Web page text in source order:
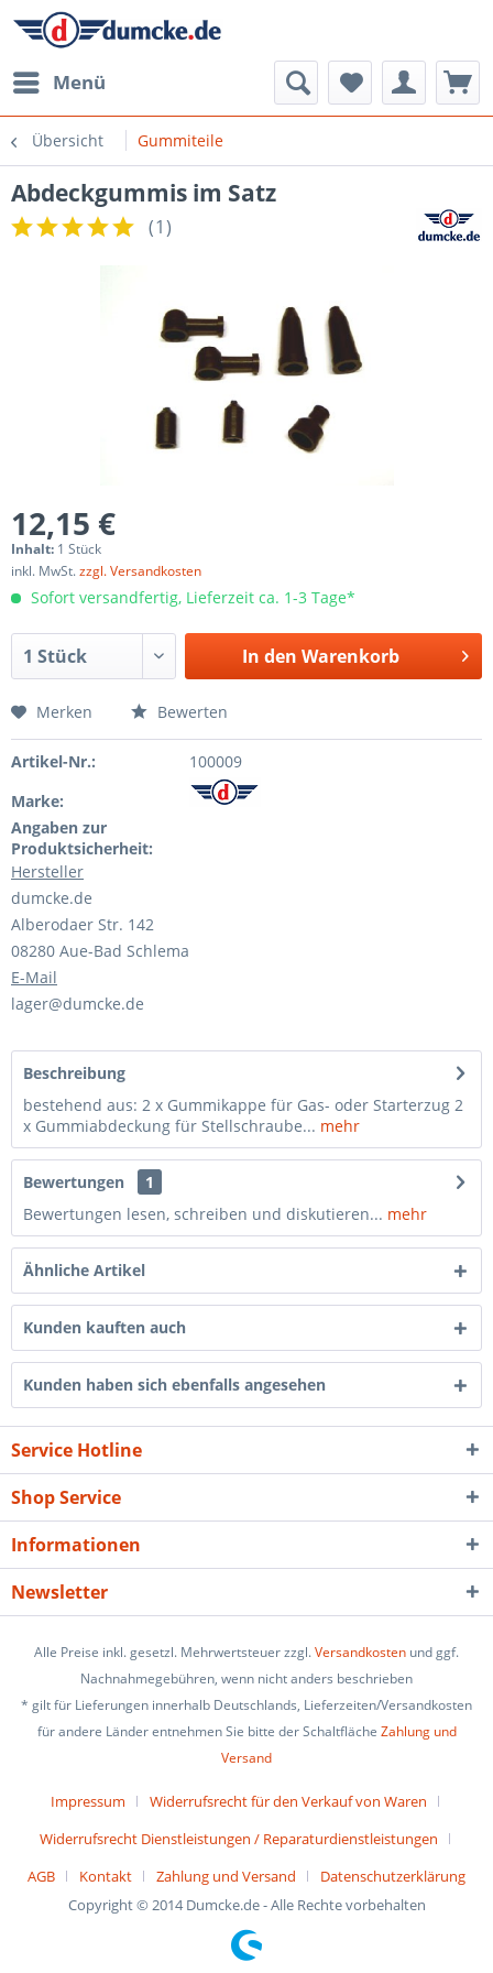
Menü
Übersicht Gummiteile
Abdeckgummis im Satz
(1)
12,15 €
Inhalt: 1 Stück
inkl. MwSt.zzgl. Versandkosten
Sofort versandfertig, Lieferzeit ca. 1-3 Tage*
In den Warenkorb
Merken Bewerten
Artikel-Nr.:
100009
Marke:
Angaben zur
Produktsicherheit:
Hersteller
dumcke.de
Alberodaer Str. 142
08280 Aue-Bad Schlema
E-Mail
lager@dumcke.de
Beschreibung
bestehend aus: 2 x Gummikappe für Gas- oder Starterzug 2
x Gummiabdeckung für Stellschraube... mehr
Bewertungen
1
Bewertungen lesen, schreiben und diskutieren... mehr
Ähnliche Artikel
Kunden kauften auch
Kunden haben sich ebenfalls angesehen
Service Hotline
Shop Service
Informationen
Newsletter
Alle Preise inkl. gesetzl. Mehrwertsteuer zzgl.Versandkosten und ggf.
Nachnahmegebühren, wenn nicht anders beschrieben
* gilt für Lieferungen innerhalb Deutschlands, Lieferzeiten/Versandkosten
für andere Länder entnehmen Sie bitte der Schaltfläche Zahlung und
Versand
Impressum
Widerrufsrecht für den Verkauf von Waren
Widerrufsrecht Dienstleistungen / Reparaturdienstleistungen
AGB
Kontakt Zahlung und Versand
Datenschutzerklärung
Copyright © 2014 Dumcke.de - Alle Rechte vorbehalten